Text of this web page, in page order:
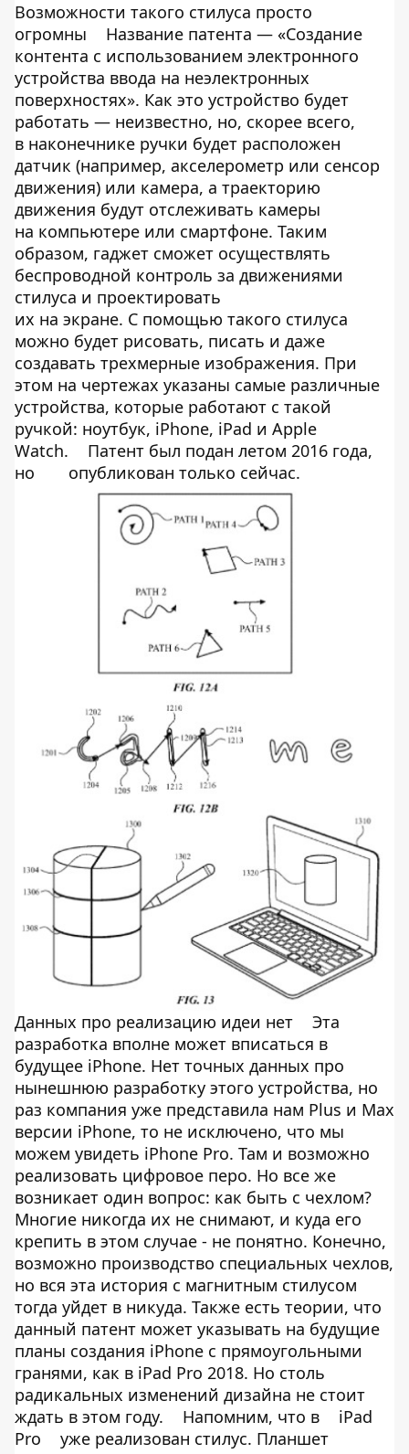
Возможности такого стилуса просто
огромны
Название патента — «Создание
контента с использованием электронного
устройства ввода на неэлектронных
поверхностях». Как это устройство будет
работать — неизвестно, но, скорее всего,
в наконечнике ручки будет расположен
датчик (например, акселерометр или сенсор
движения) или камера, а траекторию
движения будут отслеживать камеры
на компьютере или смартфоне. Таким
образом, гаджет сможет осуществлять
беспроводной контроль за движениями
стилуса и проектировать
их на экране. С помощью такого стилуса
можно будет рисовать, писать и даже
создавать трехмерные изображения. При
этом на чертежах указаны самые различные
устройства, которые работают с такой
ручкой: ноутбук, iPhone, iPad и Apple
Watch.
Патент был подан летом 2016 года,
но
опубликован только сейчас.
Данных про реализацию идеи нет
Эта
разработка вполне может вписаться в
будущее iPhone. Нет точных данных про
нынешнюю разработку этого устройства, но
раз компания уже представила нам Plus и Max
версии iPhone, то не исключено, что мы
можем увидеть iPhone Pro. Там и возможно
реализовать цифровое перо. Но все же
возникает один вопрос: как быть с чехлом?
Многие никогда их не снимают, и куда его
крепить в этом случае - не понятно. Конечно,
возможно производство специальных чехлов,
но вся эта история с магнитным стилусом
тогда уйдет в никуда. Также есть теории, что
данный патент может указывать на будущие
планы создания iPhone c прямоугольными
гранями, как в iPad Pro 2018. Но столь
радикальных изменений дизайна не стоит
ждать в этом году.
Напомним, что в
iPad
Pro
уже реализован стилус. Планшет